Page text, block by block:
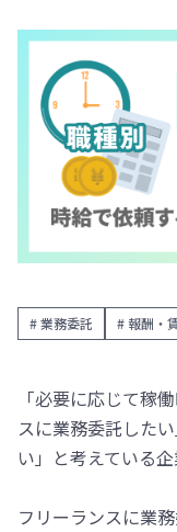
# 業務委託 # 報酬・
「必要に応じて稼
スに業務委託した
い」と考えている
フリーランスに業